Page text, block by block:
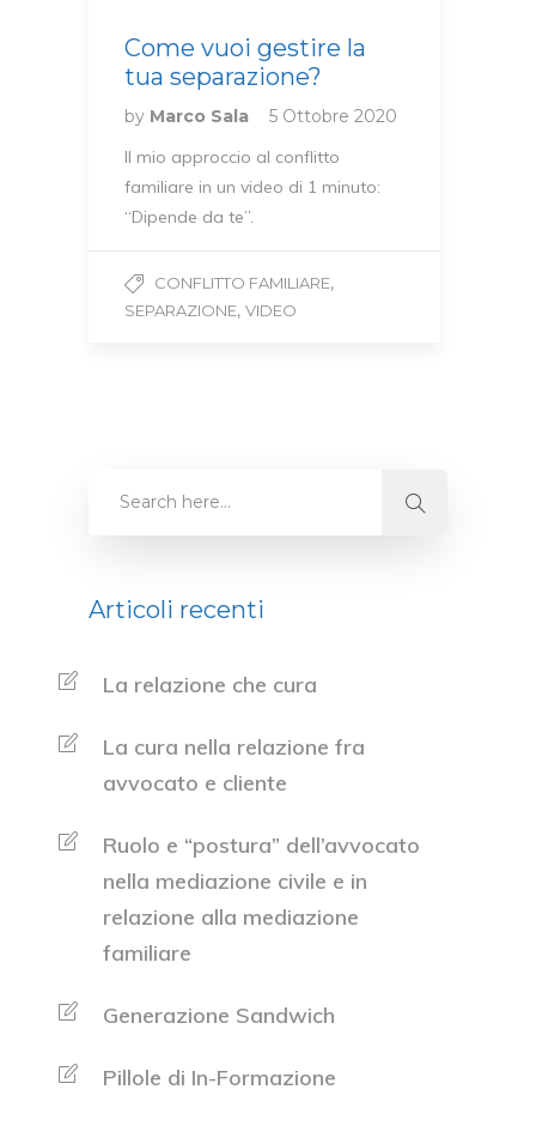
Come vuoi gestire la
tua separazione?
by Marco Sala
5 Ottobre 2020
Il mio approccio al conflitto
familiare in un video di 1 minuto:
“Dipende da te”.
CONFLITTO FAMILIARE,
SEPARAZIONE, VIDEO
Articoli recenti
La relazione che cura
La cura nella relazione fra
avvocato e cliente
Ruolo e “postura” dell’avvocato
nella mediazione civile e in
relazione alla mediazione
familiare
Generazione Sandwich
Pillole di In-Formazione